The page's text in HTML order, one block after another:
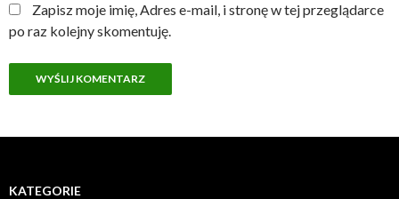
Zapisz moje imię, Adres e-mail, i stronę w tej przeglądarce
po raz kolejny skomentuję.
KATEGORIE